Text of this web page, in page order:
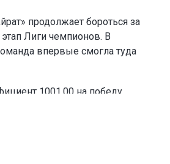
продолжает бороться за
Лиги чемпионов. В
впервые смогла туда
1001.00 на победу